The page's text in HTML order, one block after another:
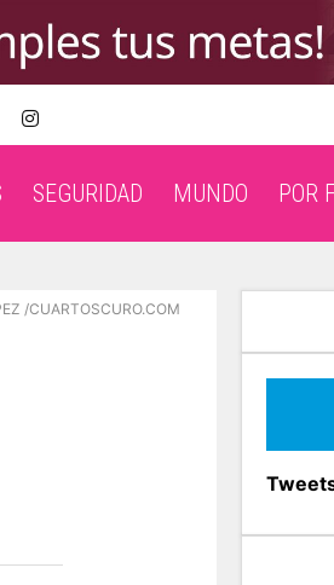
SEGURIDAD MUNDO POR
/CUARTOSCURO.COM